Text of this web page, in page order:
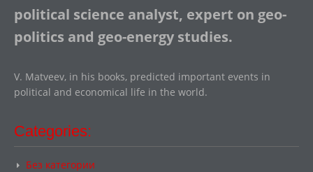
political science analyst, expert on geo-
politics and geo-energy studies.
V. Matveev, in his books, predicted important events in
political and economical life in the world.
Categories:
Без категории